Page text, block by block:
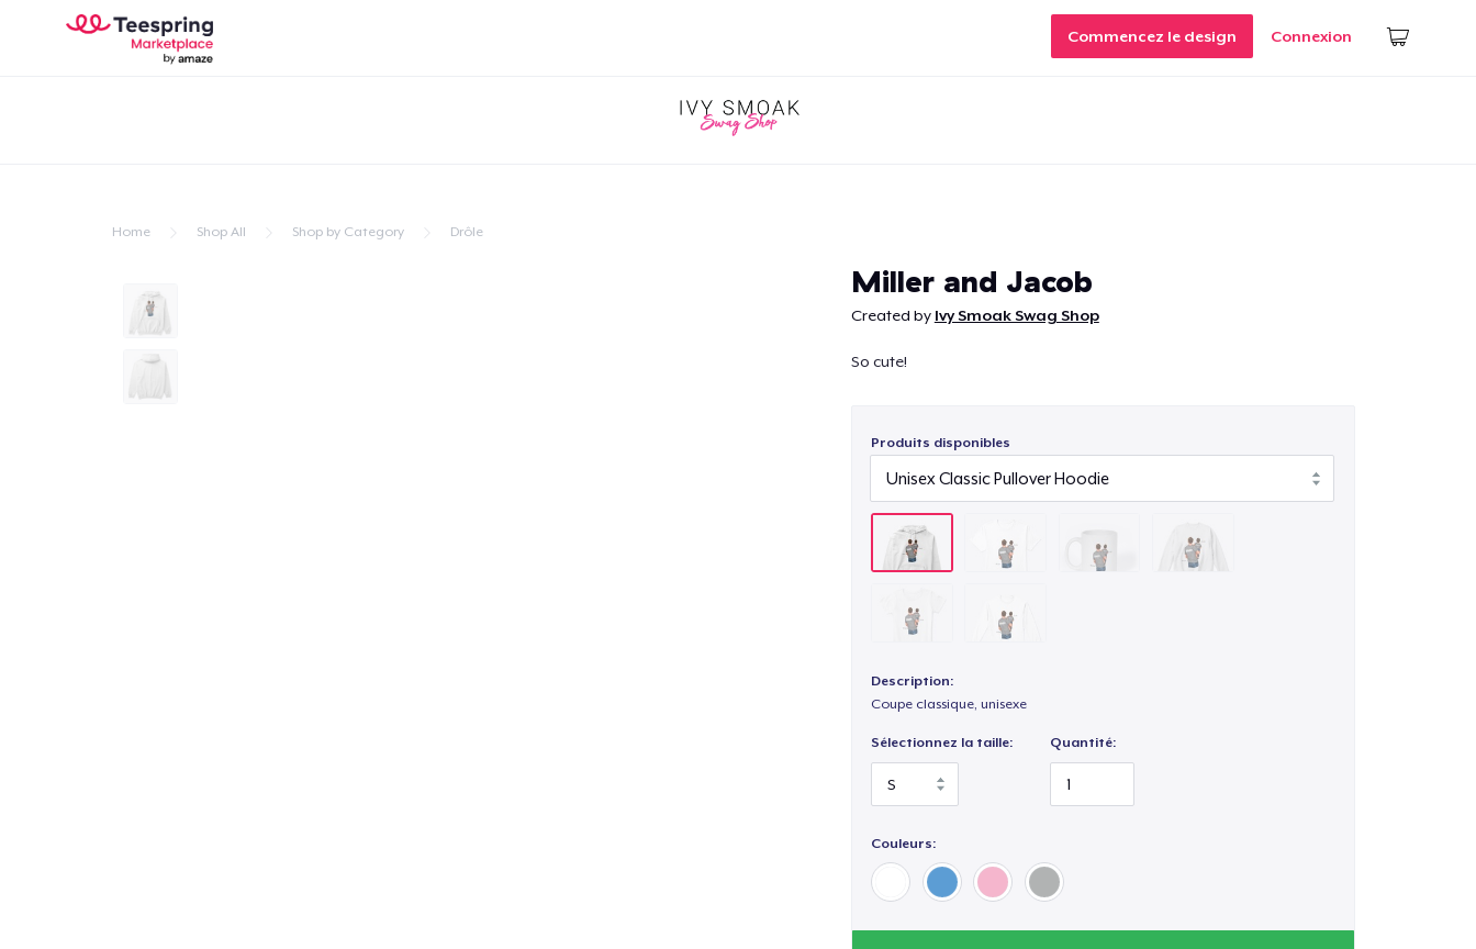
Commencez le design Connexion
Home Shop All Shop by Category Drôle
Miller and Jacob
Created by Ivy Smoak Swag Shop
So cute!
Produits disponibles
Description:
Coupe classique, unisexe
Sélectionnez la taille: Quantité:
Couleurs: